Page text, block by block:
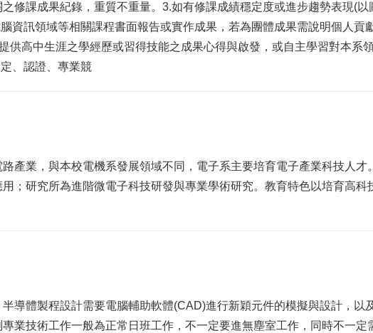
修課成果紀錄，重質不重量。3.如有修課成績穩定度或進步趨勢表現(以
資訊領域等相關課程書面報告或實作成果，若為團體成果需說明個人貢
供高中生涯之學經歷或習得技能之成果心得與啟發，或自主學習對本系
、認證、專業競
產業，與本校電機系發展領域不同，電子系主要培育電子產業科技人才
；研究所為進階微電子科技研發與專業學術研究。教育特色以培育高科
導體製程設計需要電腦輔助軟體(CAD)進行新穎元件的模擬與設計，以
業技術工作一般為正常日班工作，不一定要進無塵室工作，同時不一定